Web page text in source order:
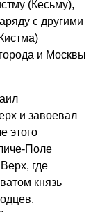
(Кесьму),
с другими
и Москвы
и завоевал
этого
Поле
где
князь